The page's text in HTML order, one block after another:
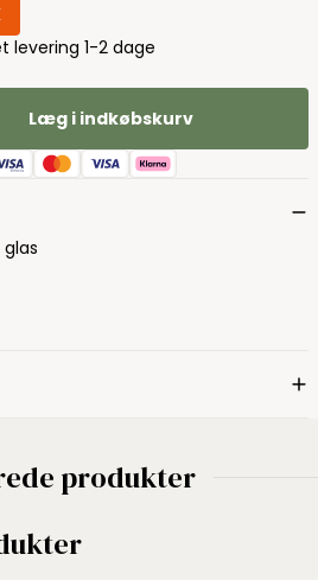
levering 1-2 dage
Læg i indkøbskurv
produkter